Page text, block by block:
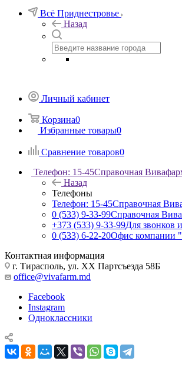
Всё Приднестровье
Назад
Личный кабинет
Корзина0
Избранные товары0
Сравнение товаров0
Телефон: 15-45Справочная
Назад
Телефоны
Телефон: 15-45Справочная
0 (533) 9-33-99Справочная
+373 (533) 9-33-99Для звонков
0 (533) 6-22-20Офис компании
Контактная информация
г. Тирасполь, ул. ХХ Партсъезда 58Б
office@vivafarm.md
Facebook
Instagram
Одноклассники